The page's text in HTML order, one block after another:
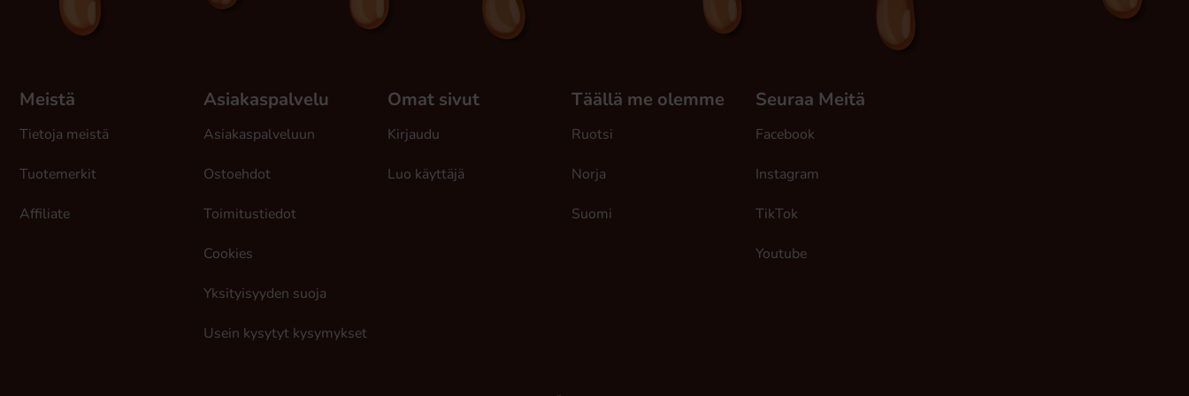
Meistä
Tietoja meistä
Tuotemerkit
Affiliate
Asiakaspalvelu
Asiakaspalveluun
Ostoehdot
Toimitustiedot
Cookies
Yksityisyyden suoja
Usein kysytyt kysymykset
Omat sivut
Kirjaudu
Luo käyttäjä
Täällä me olemme
Ruotsi
Norja
Suomi
Seuraa Meitä
Facebook
Instagram
TikTok
Youtube